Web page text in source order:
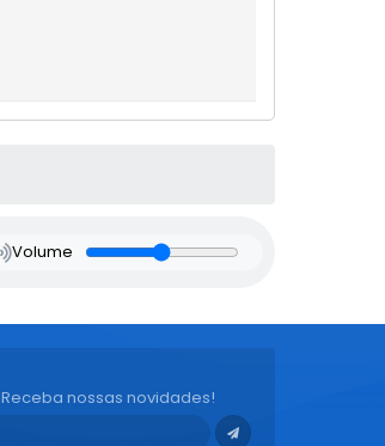
Volume
Receba nossas novidades!